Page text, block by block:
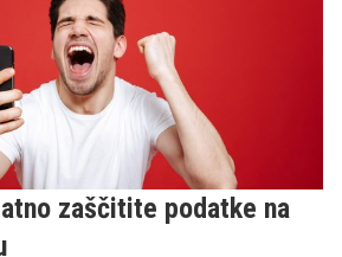
zaščitite podatke na